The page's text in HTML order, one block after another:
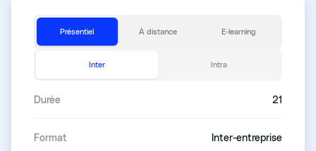
Présentiel À distance E-learning
Inter Intra
Durée 21
Format Inter-entreprise